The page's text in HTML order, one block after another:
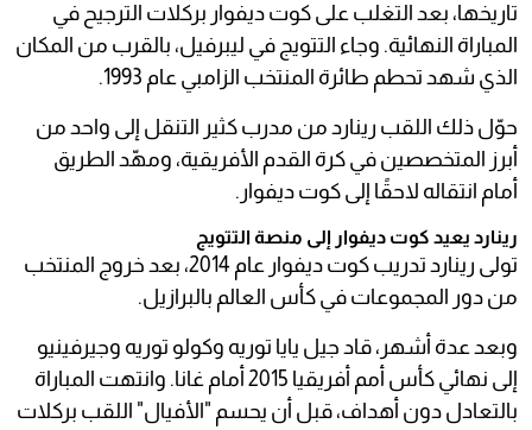
تاريخها، بعد التغلب على كوت ديفوار بركلات الترجيح في
المباراة النهائية. وجاء التتويج في ليبرفيل، بالقرب من المكان
الذي شهد تحطم طائرة المنتخب الزامبي عام 1993.
حوّل ذلك اللقب رينارد من مدرب كثير التنقل إلى واحد من
أبرز المتخصصين في كرة القدم الأفريقية، ومهّد الطريق
أمام انتقاله لاحقًا إلى كوت ديفوار.
رينارد يعيد كوت ديفوار إلى منصة التتويج
تولى رينارد تدريب كوت ديفوار عام 2014، بعد خروج المنتخب
من دور المجموعات في كأس العالم بالبرازيل.
وبعد عدة أشهر، قاد جيل يايا توريه وكولو توريه وجيرفينيو
إلى نهائي كأس أمم أفريقيا 2015 أمام غانا. وانتهت المباراة
بالتعادل دون أهداف، قبل أن يحسم "الأفيال" اللقب بركلات